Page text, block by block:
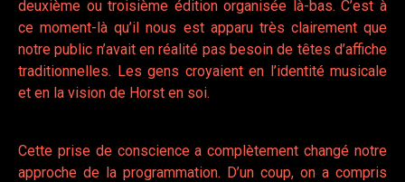
deuxième ou troisième édition organisée là-bas. C’est à
ce moment-là qu’il nous est apparu très clairement que
notre public n’avait en réalité pas besoin de têtes d’affiche
traditionnelles. Les gens croyaient en l’identité musicale
et en la vision de Horst en soi.
Cette prise de conscience a complètement changé notre
approche de la programmation. D’un coup, on a compris